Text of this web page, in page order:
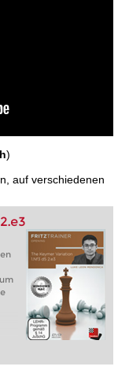
)
auf verschiedenen